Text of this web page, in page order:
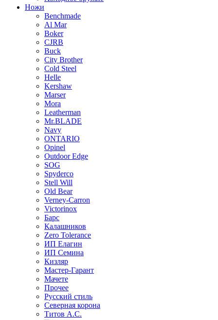
Ножи
Benchmade
Al Mar
Boker
CJRB
Buck
City Brother
Cold Steel
Helle
Kershaw
Marser
Mora
Leatherman
Mr.BLADE
Navy
ONTARIO
Opinel
Outdoor Edge
SOG
Spyderco
Stell Will
Old Bear
Verney-Carron
Victorinox
Барс
Калашников
Zero Tolerance
ИП Елагин
ИП Семина
Кизляр
Мастер-Гарант
Мачете
Прочее
Русский стиль
Северная корона
Титов А.С.